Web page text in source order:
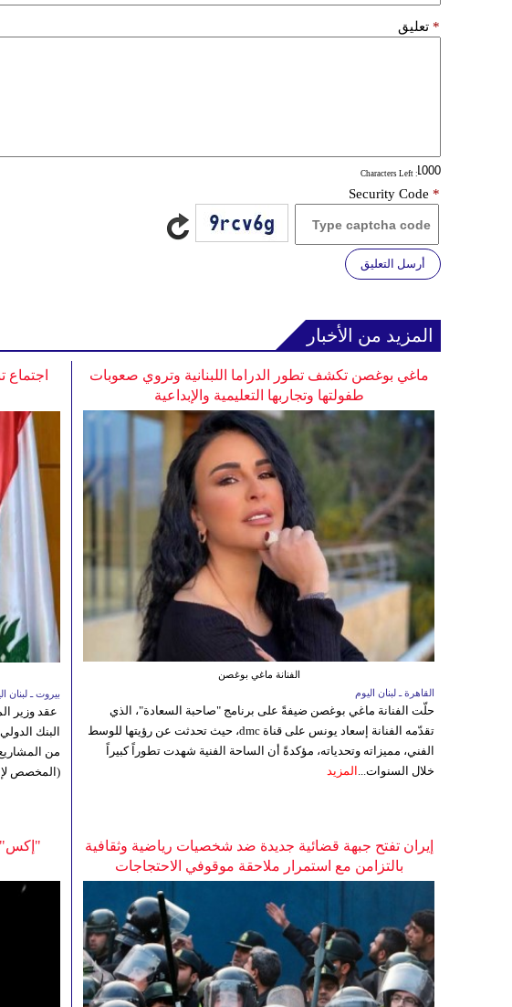
تعليق *
: Characters Left
Security Code *
أرسل التعليق
المزيد من الأخبار
اجتماع
بيروت ـ لبنان
عقد وزير
البنك
(المخصص
ماغي بوغصن تكشف تطور الدراما اللبنانية وتروي صعوبات
طفولتها وتجاربها التعليمية والإبداعية
الفنانة ماغي بوغصن
القاهرة ـ لبنان اليوم
حلّت الفنانة ماغي بوغصن ضيفةً على برنامج "صاحبة السعادة"، الذي
تقدّمه الفنانة إسعاد يونس على قناة dmc، حيث تحدثت عن رؤيتها للوسط
الفني، مميزاته وتحدياته، مؤكدةً أن الساحة الفنية شهدت تطوراً كبيراً
خلال السنوات... المزيد
"إكس"
إيران تفتح جبهة قضائية جديدة ضد شخصيات رياضية وثقافية
بالتزامن مع استمرار ملاحقة موقوفي الاحتجاجات